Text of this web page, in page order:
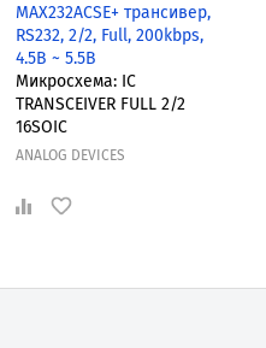
MAX232ACSE+ трансивер,
RS232, 2/2, Full, 200kbps,
4.5В ~ 5.5В
Микросхема: IC
TRANSCEIVER FULL 2/2
16SOIC
ANALOG DEVICES